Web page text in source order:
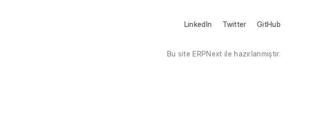
LinkedIn Twitter GitHub
Bu site ERPNext ile hazırlanmıştır.